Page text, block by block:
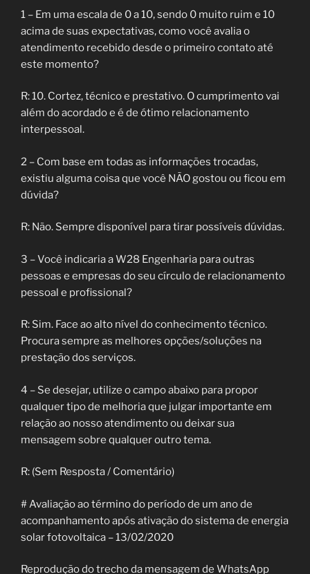
1 – Em uma escala de 0 a 10, sendo 0 muito ruim e 10
acima de suas expectativas, como você avalia o
atendimento recebido desde o primeiro contato até
este momento?
R: 10. Cortez, técnico e prestativo. O cumprimento vai
além do acordado e é de ótimo relacionamento
interpessoal.
2 – Com base em todas as informações trocadas,
existiu alguma coisa que você NÃO gostou ou ficou em
dúvida?
R: Não. Sempre disponível para tirar possíveis dúvidas.
3 – Você indicaria a W28 Engenharia para outras
pessoas e empresas do seu círculo de relacionamento
pessoal e profissional?
R: Sim. Face ao alto nível do conhecimento técnico.
Procura sempre as melhores opções/soluções na
prestação dos serviços.
4 – Se desejar, utilize o campo abaixo para propor
qualquer tipo de melhoria que julgar importante em
relação ao nosso atendimento ou deixar sua
mensagem sobre qualquer outro tema.
R: (Sem Resposta / Comentário)
# Avaliação ao término do período de um ano de
acompanhamento após ativação do sistema de energia
solar fotovoltaica – 13/02/2020
Reprodução do trecho da mensagem de WhatsApp